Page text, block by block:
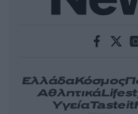
ΕλλάδαΚόσμος
Αθλητικά
ΥγείαTasteit